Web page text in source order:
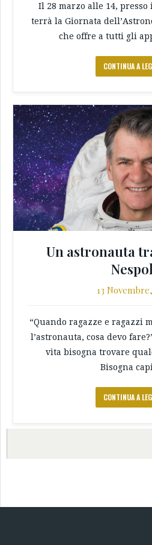
Il 28 marzo alle 14, presso
terrà la Giornata
che offre a tutti gli
CONTINUA A
Un astronauta
13
“Quando ragazze e ragazzi
l’astronauta, cosa devo
vita bisogna trovare
Bisogna
CONTINUA A